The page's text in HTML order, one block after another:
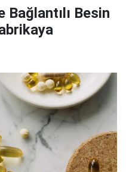
Bağlantılı Besin